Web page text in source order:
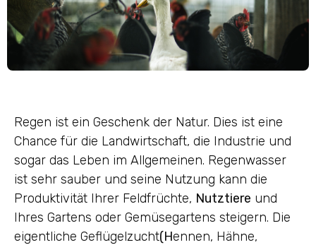
Regen ist ein Geschenk der Natur. Dies ist eine
Chance für die Landwirtschaft, die Industrie und
sogar das Leben im Allgemeinen. Regenwasser
ist sehr sauber und seine Nutzung kann die
Produktivität Ihrer Feldfrüchte, Nutztiere und
Ihres Gartens oder Gemüsegartens steigern. Die
eigentliche Geflügelzucht(Hennen, Hähne,